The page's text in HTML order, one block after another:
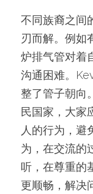
不同族裔之间
刃而解。例如
炉排气管对着
沟通困难。
整了管子朝向
民国家，大家
人的行为，避
为，在交流的
听，在尊重的
更顺畅，解决